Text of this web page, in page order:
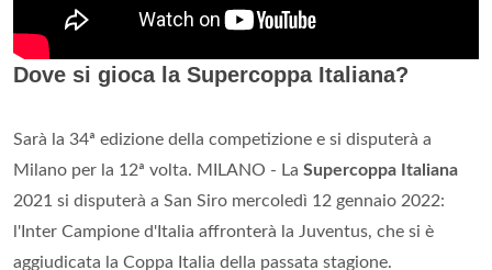
Dove si gioca la Supercoppa Italiana?
Sarà la 34ª edizione della competizione e si disputerà a
Milano per la 12ª volta. MILANO - La Supercoppa Italiana
2021 si disputerà a San Siro mercoledì 12 gennaio 2022:
l'Inter Campione d'Italia affronterà la Juventus, che si è
aggiudicata la Coppa Italia della passata stagione.